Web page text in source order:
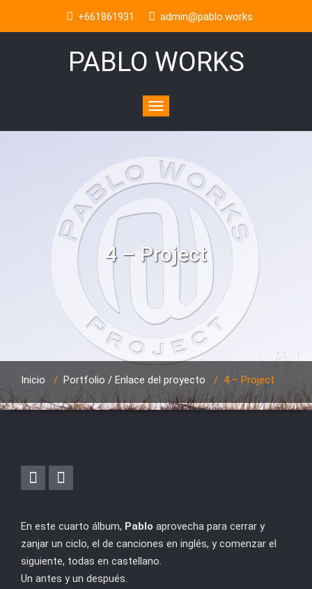
+661861931 admin@pablo.works
PABLO WORKS
Toggle
navigation
4 – Project
Inicio / Portfolio / Enlace del proyecto / 4 – Project
En este cuarto álbum, Pablo aprovecha para cerrar y
zanjar un ciclo, el de canciones en inglés, y comenzar el
siguiente, todas en castellano.
Un antes y un después.